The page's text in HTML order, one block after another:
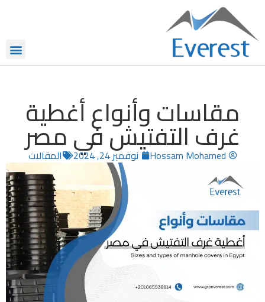
مقاسات وأنواع أغطية
غرف التفتيش في مصر
Hossam Mohamed نوفمبر 24, 2024 المقالات